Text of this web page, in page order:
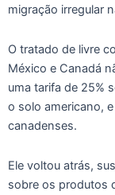
migração irregular
O tratado de livre
México e Canadá
uma tarifa de 25%
o solo americano,
canadenses.
Ele voltou atrás,
sobre os produtos